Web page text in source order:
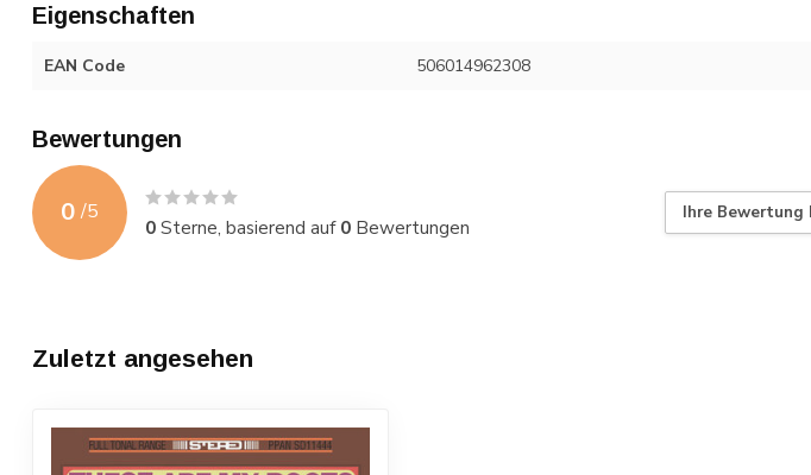
Eigenschaften
EAN Code 506014962308
Bewertungen
0 /5
0Sterne, basierend auf0 Bewertungen
Ihre Bewertung
Zuletzt angesehen